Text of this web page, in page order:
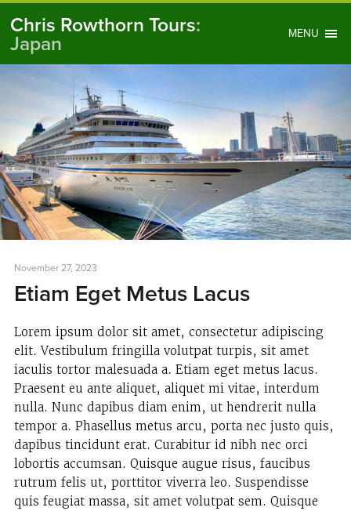
Chris Rowthorn Tours:
Japan
MENU
November 27, 2023
Etiam Eget Metus Lacus
Lorem ipsum dolor sit amet, consectetur adipiscing
elit. Vestibulum fringilla volutpat turpis, sit amet
iaculis tortor malesuada a. Etiam eget metus lacus.
Praesent eu ante aliquet, aliquet mi vitae, interdum
nulla. Nunc dapibus diam enim, ut hendrerit nulla
tempor a. Phasellus metus arcu, porta nec justo quis,
dapibus tincidunt erat. Curabitur id nibh nec orci
lobortis accumsan. Quisque augue risus, faucibus
rutrum felis ut, porttitor viverra leo. Suspendisse
quis feugiat massa, sit amet volutpat sem. Quisque